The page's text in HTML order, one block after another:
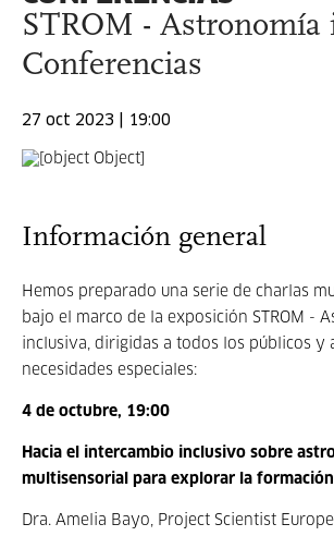
STROM - Astronomía
Conferencias
27 oct 2023 | 19:00
Información general
Hemos preparado una serie de charlas
bajo el marco de la exposición STROM -
inclusiva, dirigidas a todos los públicos y
necesidades especiales:
4 de octubre, 19:00
Hacia el intercambio inclusivo sobre
multisensorial para explorar la
Dra. Amelia Bayo, Project Scientist